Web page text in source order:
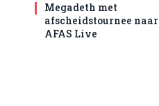
Megadeth met
afscheidstournee naar
AFAS Live